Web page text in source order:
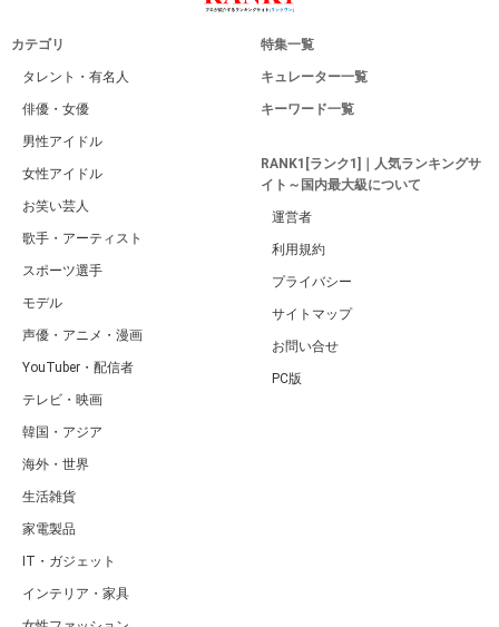
カテゴリ
タレント・有名人
俳優・女優
男性アイドル
女性アイドル
お笑い芸人
歌手・アーティスト
スポーツ選手
モデル
声優・アニメ・漫画
YouTuber・配信者
テレビ・映画
韓国・アジア
海外・世界
生活雑貨
家電製品
IT・ガジェット
インテリア・家具
特集一覧
キュレーター一覧
キーワード一覧
RANK1[ランク1]｜人気ランキングサ
イト～国内最大級について
運営者
利用規約
プライバシー
サイトマップ
お問い合せ
PC版